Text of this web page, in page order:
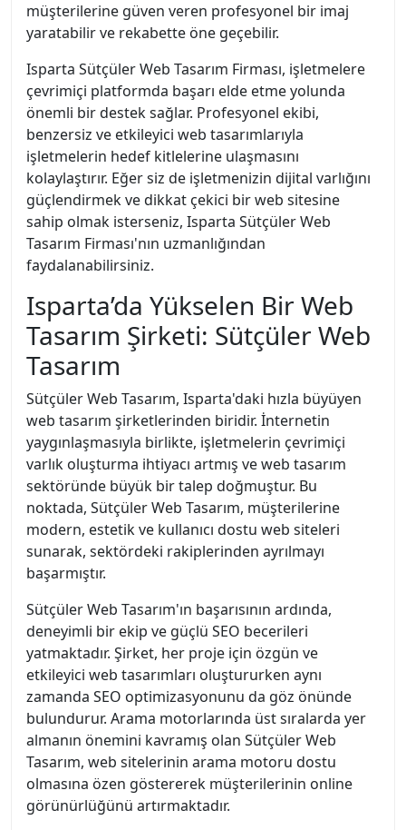
müşterilerine güven veren profesyonel bir imaj
yaratabilir ve rekabette öne geçebilir.
Isparta Sütçüler Web Tasarım Firması, işletmelere
çevrimiçi platformda başarı elde etme yolunda
önemli bir destek sağlar. Profesyonel ekibi,
benzersiz ve etkileyici web tasarımlarıyla
işletmelerin hedef kitlelerine ulaşmasını
kolaylaştırır. Eğer siz de işletmenizin dijital varlığını
güçlendirmek ve dikkat çekici bir web sitesine
sahip olmak isterseniz, Isparta Sütçüler Web
Tasarım Firması'nın uzmanlığından
faydalanabilirsiniz.
Isparta’da Yükselen Bir Web
Tasarım Şirketi: Sütçüler Web
Tasarım
Sütçüler Web Tasarım, Isparta'daki hızla büyüyen
web tasarım şirketlerinden biridir. İnternetin
yaygınlaşmasıyla birlikte, işletmelerin çevrimiçi
varlık oluşturma ihtiyacı artmış ve web tasarım
sektöründe büyük bir talep doğmuştur. Bu
noktada, Sütçüler Web Tasarım, müşterilerine
modern, estetik ve kullanıcı dostu web siteleri
sunarak, sektördeki rakiplerinden ayrılmayı
başarmıştır.
Sütçüler Web Tasarım'ın başarısının ardında,
deneyimli bir ekip ve güçlü SEO becerileri
yatmaktadır. Şirket, her proje için özgün ve
etkileyici web tasarımları oluştururken aynı
zamanda SEO optimizasyonunu da göz önünde
bulundurur. Arama motorlarında üst sıralarda yer
almanın önemini kavramış olan Sütçüler Web
Tasarım, web sitelerinin arama motoru dostu
olmasına özen göstererek müşterilerinin online
görünürlüğünü artırmaktadır.